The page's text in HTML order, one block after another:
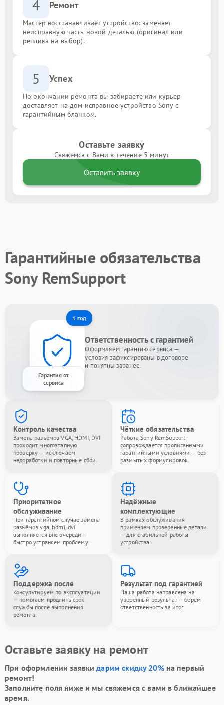
4 Ремонт
Мастер восстанавливает устройство: заменяет
неисправную часть новой деталью (оригинал или
реплика на выбор).
5 Успех
По окончании ремонта вы забираете или курьер
доставляет на дом исправное устройство Sony с
гарантийным бланком.
Оставьте заявку
Свяжемся с Вами в течение 5 минут
Оставить заявку
Гарантийные обязательства
Sony RemSupport
1 год
Гарантия от
сервиса
Ответственность с гарантией
Оформляем гарантию сервиса —
условия зафиксированы в договоре
и понятны заранее.
Контроль качества
Замена разъёмов VGA, HDMI, DVI
проходит многоэтапную
проверку — исключаем
недоработки и повторные сбои.
Чёткие обязательства
Работа Sony RemSupport
сопровождается прописанными
гарантийными условиями — без
размытых формулировок.
Приоритетное
обслуживание
При гарантийном случае замена
разъёмов vga, hdmi, dvi
выполняется вне очереди —
быстро устраняем проблему.
Надёжные
комплектующие
В рамках обслуживания
применяем проверенные детали
— для стабильной работы
устройства.
Поддержка после
Консультируем по эксплуатации
— помогаем продлить срок
службы после выполнения
ремонта.
Результат под гарантией
Наша работа направлена на
уверенный результат — берём
ответственность за итог.
Оставьте заявку на ремонт
При оформлении заявкидарим скидку 20%на первый
ремонт!
Заполните поля ниже и мы свяжемся с вами в ближайшее
время.